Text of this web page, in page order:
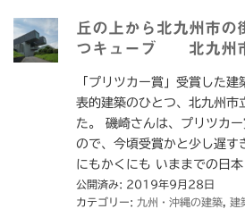
丘の上から北九州市
つキューブ 北九州市
「プリツカー賞」受賞した
表的建築のひとつ、北九州市
た。 磯崎さんは、プリツカ
ので、今頃受賞かと少し遅す
にもかくにも いままでの日
公開済み: 2019年9月28日
カテゴリー: 九州・沖縄の建築, 建